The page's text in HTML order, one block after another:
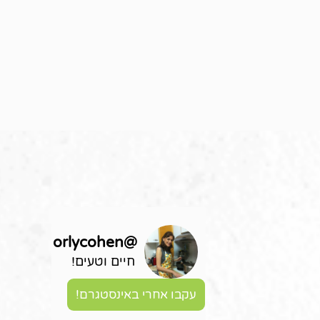
@
orlycohen
חיים וטעים!
עקבו אחרי באינסטגרם!